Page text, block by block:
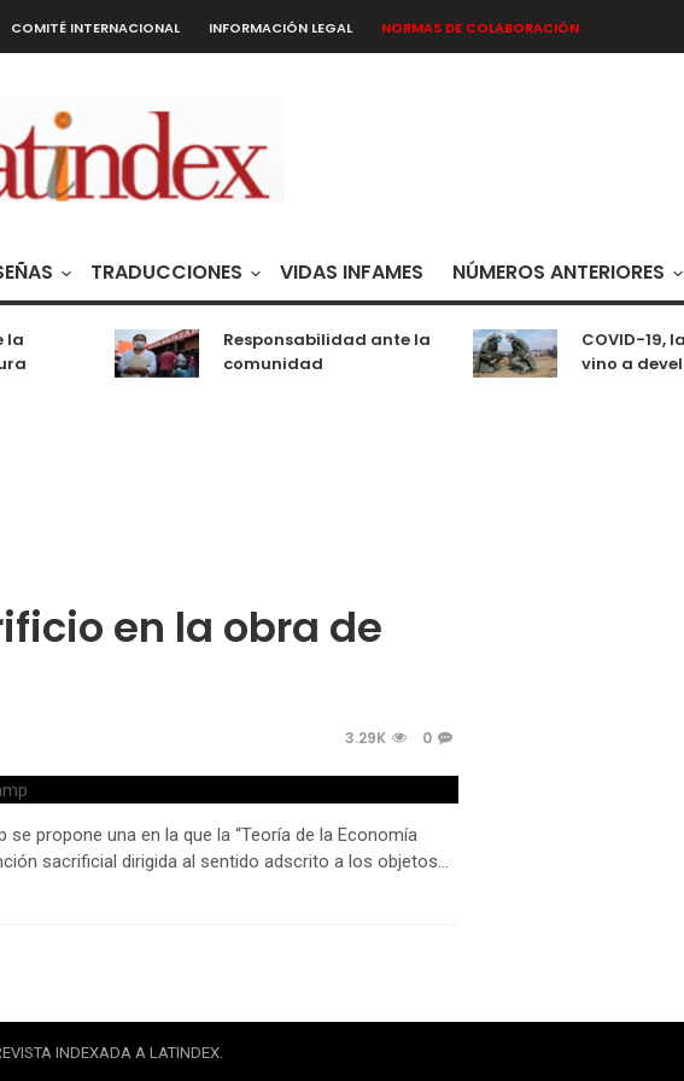
COMITÉ INTERNACIONAL INFORMACIÓN LEGAL NORMAS DE COLABORACIÓN
TRADUCCIONES VIDAS INFAMES NÚMEROS ANTERIORES
Responsabilidad ante la
comunidad
COVID-19,
vino a
en la obra de
3.29K 0
propone una en la que la “Teoría de la Economía
sacrificial dirigida al sentido adscrito a los objetos…
INDEXADA A LATINDEX.